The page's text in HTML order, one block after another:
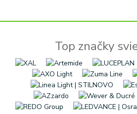
Top značky